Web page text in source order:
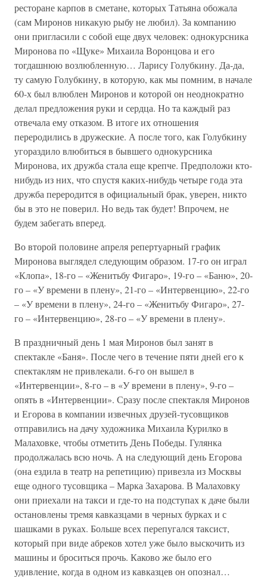
ресторане карпов в сметане, которых Татьяна обожала
(сам Миронов никакую рыбу не любил). За компанию
они пригласили с собой еще двух человек: однокурсника
Миронова по «Щуке» Михаила Воронцова и его
тогдашнюю возлюбленную… Ларису Голубкину. Да-да,
ту самую Голубкину, в которую, как мы помним, в начале
60-х был влюблен Миронов и которой он неоднократно
делал предложения руки и сердца. Но та каждый раз
отвечала ему отказом. В итоге их отношения
переродились в дружеские. А после того, как Голубкину
угораздило влюбиться в бывшего однокурсника
Миронова, их дружба стала еще крепче. Предположи кто-
нибудь из них, что спустя каких-нибудь четыре года эта
дружба переродится в официальный брак, уверен, никто
бы в это не поверил. Но ведь так будет! Впрочем, не
будем забегать вперед.
Во второй половине апреля репертуарный график
Миронова выглядел следующим образом. 17-го он играл
«Клопа», 18-го – «Женитьбу Фигаро», 19-го – «Баню», 20-
го – «У времени в плену», 21-го – «Интервенцию», 22-го
– «У времени в плену», 24-го – «Женитьбу Фигаро», 27-
го – «Интервенцию», 28-го – «У времени в плену».
В праздничный день 1 мая Миронов был занят в
спектакле «Баня». После чего в течение пяти дней его к
спектаклям не привлекали. 6-го он вышел в
«Интервенции», 8-го – в «У времени в плену», 9-го –
опять в «Интервенции». Сразу после спектакля Миронов
и Егорова в компании извечных друзей-тусовщиков
отправились на дачу художника Михаила Курилко в
Малаховке, чтобы отметить День Победы. Гулянка
продолжалась всю ночь. А на следующий день Егорова
(она ездила в театр на репетицию) привезла из Москвы
еще одного тусовщика – Марка Захарова. В Малаховку
они приехали на такси и где-то на подступах к даче были
остановлены тремя кавказцами в черных бурках и с
шашками в руках. Больше всех перепугался таксист,
который при виде абреков хотел уже было выскочить из
машины и броситься прочь. Каково же было его
удивление, когда в одном из кавказцев он опознал…